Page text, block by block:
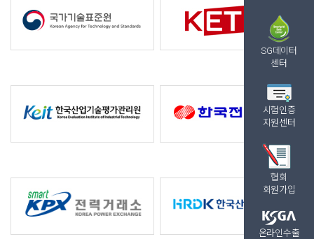
SG데이터
센터
시험인증
지원센터
협회
회원가입
온라인수출